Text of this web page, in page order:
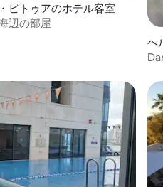
星の平均評価
ピトゥアのホテル客室
辺の部屋
ヘ
テ